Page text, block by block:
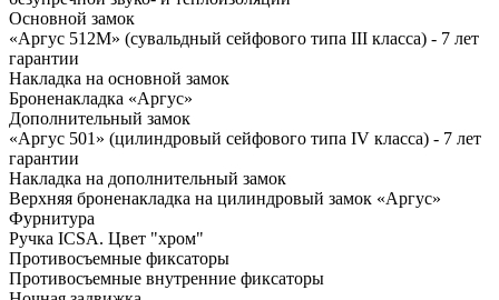
Основной замок
«Аргус 512М» (сувальдный сейфового типа III класса) - 7 лет
гарантии
Накладка на основной замок
Броненакладка «Аргус»
Дополнительный замок
«Аргус 501» (цилиндровый сейфового типа IV класса) - 7 лет
гарантии
Накладка на дополнительный замок
Верхняя броненакладка на цилиндровый замок «Аргус»
Фурнитура
Ручка ICSA. Цвет "хром"
Противосъемные фиксаторы
Противосъемные внутренние фиксаторы